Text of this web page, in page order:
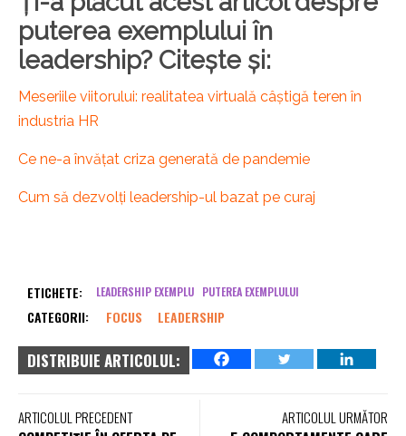
puterea exemplului în
leadership? Citește și:
Meseriile viitorului: realitatea virtuală câștigă teren în
industria HR
Ce ne-a învățat criza generată de pandemie
Cum să dezvolți leadership-ul bazat pe curaj
ETICHETE: LEADERSHIP EXEMPLU PUTEREA EXEMPLULUI
CATEGORII: FOCUS LEADERSHIP
DISTRIBUIE ARTICOLUL:
ARTICOLUL PRECEDENT ARTICOLUL URMĂTOR